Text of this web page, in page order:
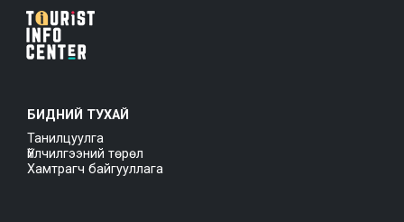
БИДНИЙ ТУХАЙ
Танилцуулга
Үйлчилгээний төрөл
Хамтрагч байгууллага